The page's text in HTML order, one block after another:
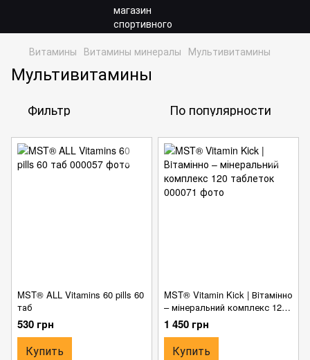
Витамины Витамины минералы Мультивитамины
Мультивитамины
Фильтр По популярности
MST® ALL Vitamins 60 pills 60
таб
530 грн
Купить
MST® Vitamin Kick | Вiтамінно
– мінеральний комплекс 120
таблеток
1 450 грн
Купить